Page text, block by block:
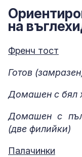
на
Френч тост
Готов
Домашен с бял
Домашен с
(две филийки)
Палачинки